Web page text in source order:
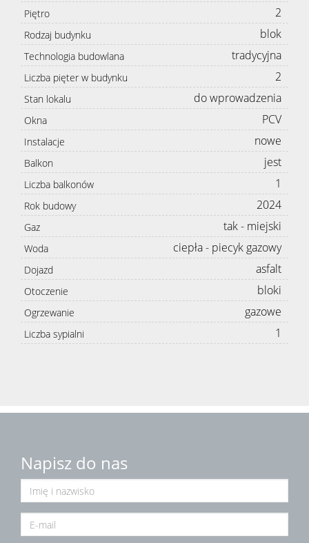
Piętro 2
Rodzaj budynku blok
Technologia budowlana tradycyjna
Liczba pięter w budynku 2
Stan lokalu do wprowadzenia
Okna PCV
Instalacje nowe
Balkon jest
Liczba balkonów 1
Rok budowy 2024
Gaz tak - miejski
Woda ciepła - piecyk gazowy
Dojazd asfalt
Otoczenie bloki
Ogrzewanie gazowe
Liczba sypialni 1
Napisz do nas